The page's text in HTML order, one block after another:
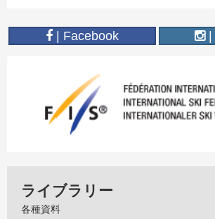
| Facebook
ライブラリー
各種資料